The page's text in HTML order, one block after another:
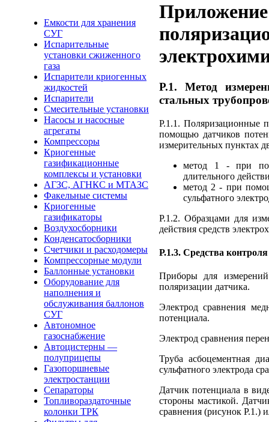
Емкости для хранения
СУГ
Испарительные
установки сжиженного
газа
Испарители криогенных
жидкостей
Испарители
Смесительные установки
Насосы и насосные
агрегаты
Компрессоры
Криогенные
газификационные
комплексы и установки
АГЗС, АГНКС и МТАЗС
Факельные системы
Криогенные
газификаторы
Воздухосборники
Конденсатосборники
Счетчики и расходомеры
Компрессорные модули
Баллонные установки
Оборудование для
наполнения и
обслуживания баллонов
СУГ
Автономное
газоснабжение
Автоцистерны —
полуприцепы
Газопоршневые
электростанции
Сепараторы
Топливораздаточные
колонки ТРК
P.1. Метод
стальных
Р.1.1. Поляризационные
помощью датчиков
измерительных пунктах
метод 1 - при
длительного
метод 2 - при
сульфатного
Р.1.2. Образцами для
действия средств
Р.1.3. Средства
Приборы для
поляризации датчика.
Электрод сравнения
потенциала.
Электрод сравнения
Труба асбоцементная
сульфатного электрода
Датчик потенциала в
стороны мастикой.
сравнения (рисунок Р.1.)